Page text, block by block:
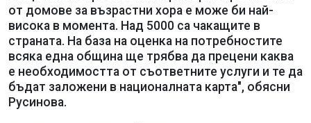
от домове за възрастни хора е може би най-
висока в момента. Над 5000 са чакащите в
страната. На база на оценка на потребностите
всяка една община ще трябва да прецени каква
е необходимостта от съответните услуги и те да
бъдат заложени в националната карта", обясни
Русинова.